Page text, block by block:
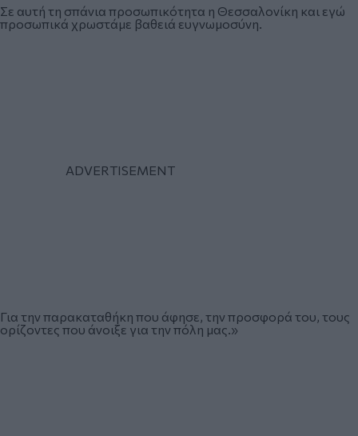
Σε αυτή τη σπάνια προσωπικότητα η Θεσσαλονίκη και εγώ
προσωπικά χρωστάμε βαθειά ευγνωμοσύνη.
Για την παρακαταθήκη που άφησε, την προσφορά του, τους
ορίζοντες που άνοιξε για την πόλη μας.»